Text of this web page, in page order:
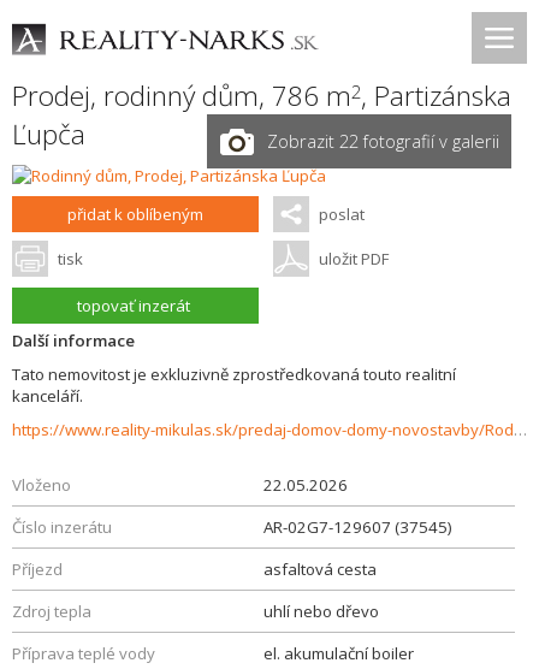
Prodej, rodinný dům, 786 m2, Partizánska
Ľupča
Zobrazit 22 fotografií v galerii
přidat k oblíbeným poslat
tisk uložit PDF
topovať inzerát
Další informace
Tato nemovitost je exkluzivně zprostředkovaná touto realitní
kanceláří.
https://www.reality-mikulas.sk/predaj-domov-domy-novostavby/Rodinny-dom-so-slnecnym-pozemkom-na-predaj-Partizanska-Lupca-37545/?utm_source=areality&utm_medium=xml&utm_term=37545&utm_content=dom&utm_campaign=portaly
Vloženo
22.05.2026
Číslo inzerátu
AR-02G7-129607 (37545)
Příjezd
asfaltová cesta
Zdroj tepla
uhlí nebo dřevo
Příprava teplé vody
el. akumulační boiler